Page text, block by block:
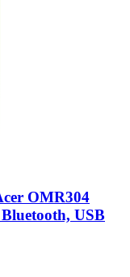
OMR304
USB